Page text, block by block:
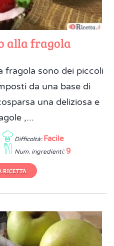
alla fragola
fragola sono dei piccoli
da una base di
una deliziosa e
,...
Difficoltà: Facile
Num. ingredienti: 9
RICETTA